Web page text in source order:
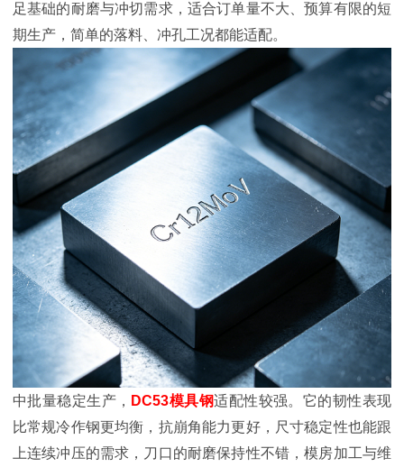
足基础的耐磨与冲切需求，适合订单量不大、预算有限的短
期生产，简单的落料、冲孔工况都能适配。
中批量稳定生产， DC53模具钢适配性较强。它的韧性表现
比常规冷作钢更均衡，抗崩角能力更好，尺寸稳定性也能跟
上连续冲压的需求，刀口的耐磨保持性不错，模房加工与维